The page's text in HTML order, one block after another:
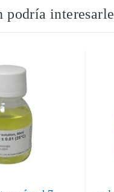
podría interesarle